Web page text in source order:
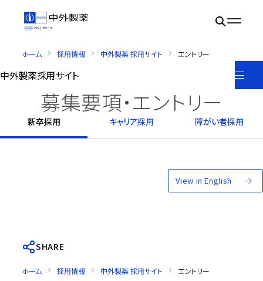
ホーム 採用情報 中外製薬 採用サイト エントリー
中外製薬採用サイト
募集要項・エントリー
新卒採用 キャリア採用 障がい者採用
View in English
SHARE
ホーム 採用情報 中外製薬 採用サイト
エントリー